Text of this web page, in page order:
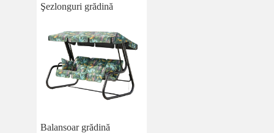
Şezlonguri grădină
Balansoar grădină